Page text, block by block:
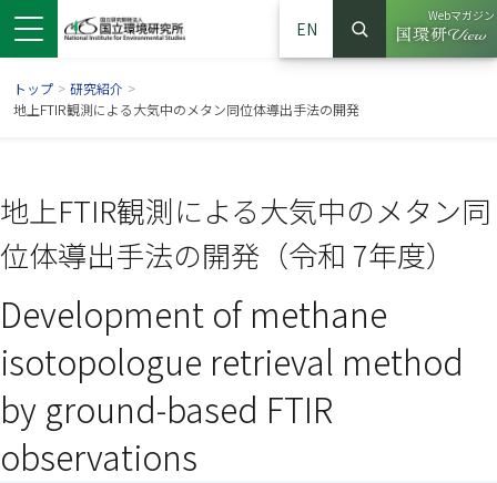
ドウで開きます）
ンドウで開きます）
ウインドウで開きます）
EN
サイト内検索
検索
Webマガジン
（別ウイ
トップ > 研究紹介 >
地上FTIR観測による大気中のメタン同位体導出手法の開発
地上FTIR観測による大気中のメタン同
位体導出手法の開発（令和 7年度）
Development of methane
isotopologue retrieval method
by ground-based FTIR
observations